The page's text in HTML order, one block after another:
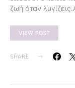
ζωή όταν
VIEW POST
SHARE